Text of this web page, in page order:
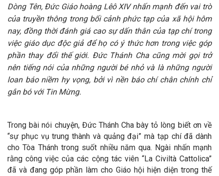
Dòng Tên, Đức Giáo hoàng Lêô XIV nhấn mạnh đến vai trò
của truyền thông trong bối cảnh phức tạp của xã hội hôm
nay, đồng thời đánh giá cao sự dấn thân của tạp chí trong
việc giáo dục độc giả để họ có ý thức hơn trong việc góp
phần thay đổi thế giới. Đức Thánh Cha cũng mời gọi trở
nên tiếng nói của những người bé nhỏ và là những người
loan báo niềm hy vọng, bởi vì nền báo chí chân chính chỉ
gắn bó với Tin Mừng.
Trong bài nói chuyện, Đức Thánh Cha bày tỏ lòng biết ơn về
“sự phục vụ trung thành và quảng đại” mà tạp chí đã dành
cho Tòa Thánh trong suốt nhiều năm qua. Ngài nhấn mạnh
rằng công việc của các cộng tác viên “La Civiltà Cattolica”
đã và đang góp phần làm cho Giáo hội hiện diện trong thế